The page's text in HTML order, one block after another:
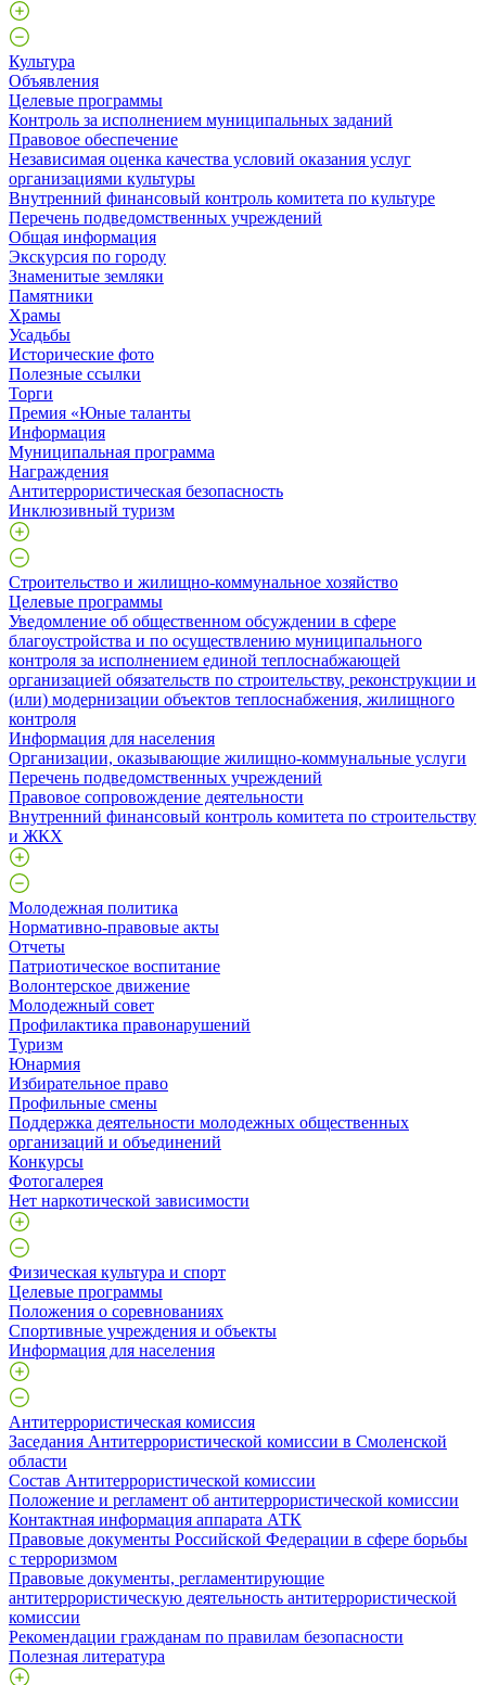
Культура
Объявления
Целевые программы
Контроль за исполнением муниципальных заданий
Правовое обеспечение
Независимая оценка качества условий оказания услуг
организациями культуры
Внутренний финансовый контроль комитета по культуре
Перечень подведомственных учреждений
Общая информация
Экскурсия по городу
Знаменитые земляки
Памятники
Храмы
Усадьбы
Исторические фото
Полезные ссылки
Торги
Премия «Юные таланты
Информация
Муниципальная программа
Награждения
Антитеррористическая безопасность
Инклюзивный туризм
Строительство и жилищно-коммунальное хозяйство
Целевые программы
Уведомление об общественном обсуждении в сфере
благоустройства и по осуществлению муниципального
контроля за исполнением единой теплоснабжающей
организацией обязательств по строительству, реконструкции и
(или) модернизации объектов теплоснабжения, жилищного
контроля
Информация для населения
Организации, оказывающие жилищно-коммунальные услуги
Перечень подведомственных учреждений
Правовое сопровождение деятельности
Внутренний финансовый контроль комитета по строительству
и ЖКХ
Молодежная политика
Нормативно-правовые акты
Отчеты
Патриотическое воспитание
Волонтерское движение
Молодежный совет
Профилактика правонарушений
Туризм
Юнармия
Избирательное право
Профильные смены
Поддержка деятельности молодежных общественных
организаций и объединений
Конкурсы
Фотогалерея
Нет наркотической зависимости
Физическая культура и спорт
Целевые программы
Положения о соревнованиях
Спортивные учреждения и объекты
Информация для населения
Антитеррористическая комиссия
Заседания Антитеррористической комиссии в Смоленской
области
Состав Антитеррористической комиссии
Положение и регламент об антитеррористической комиссии
Контактная информация аппарата АТК
Правовые документы Российской Федерации в сфере борьбы
с терроризмом
Правовые документы, регламентирующие
антитеррористическую деятельность антитеррористической
комиссии
Рекомендации гражданам по правилам безопасности
Полезная литература